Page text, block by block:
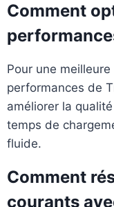
Comment
Pour une
performances de
améliorer la
temps de
fluide.
Comment
courants